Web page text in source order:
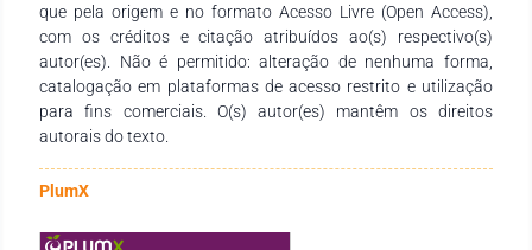
que pela origem e no formato Acesso Livre (Open Access),
com os créditos e citação atribuídos ao(s) respectivo(s)
autor(es). Não é permitido: alteração de nenhuma forma,
catalogação em plataformas de acesso restrito e utilização
para fins comerciais. O(s) autor(es) mantêm os direitos
autorais do texto.
PlumX